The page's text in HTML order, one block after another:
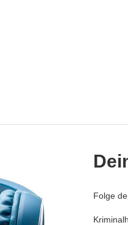
Folge